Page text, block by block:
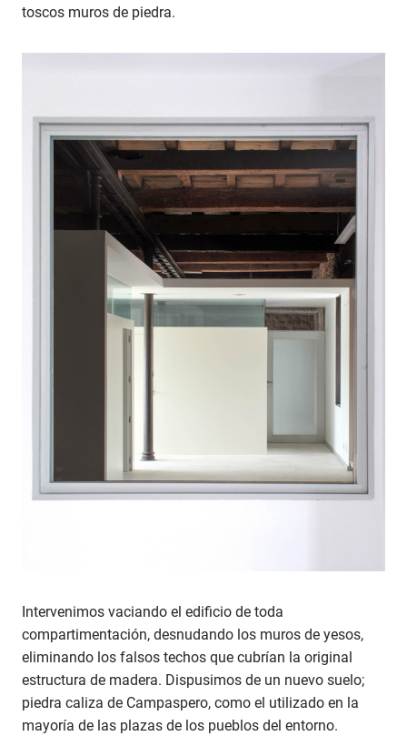
toscos muros de piedra.
Intervenimos vaciando el edificio de toda
compartimentación, desnudando los muros de yesos,
eliminando los falsos techos que cubrían la original
estructura de madera. Dispusimos de un nuevo suelo;
piedra caliza de Campaspero, como el utilizado en la
mayoría de las plazas de los pueblos del entorno.